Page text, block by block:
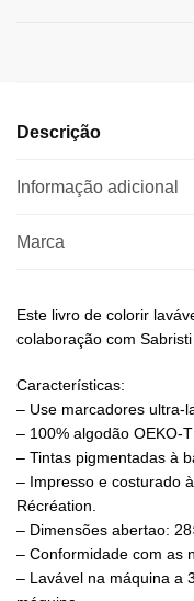
Descrição
Informação adicional
Marca
Este livro de colorir
colaboração com
Características:
– Use marcadores ultra-
– 100% algodão OEKO-
– Tintas pigmentadas à
– Impresso e costurado
Récréation.
– Dimensões abertao:
– Conformidade com as
– Lavável na máquina a